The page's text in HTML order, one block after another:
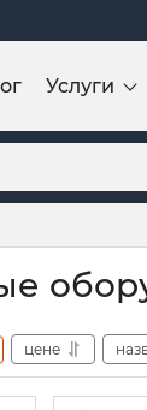
Услуги
цене